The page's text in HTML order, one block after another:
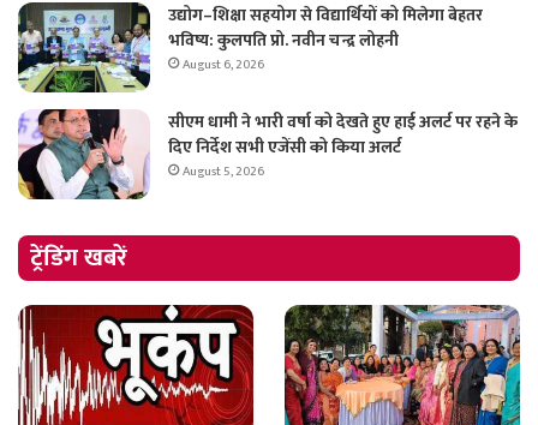
उद्योग–शिक्षा सहयोग से विद्यार्थियों को मिलेगा बेहतर
भविष्य: कुलपति प्रो. नवीन चन्द्र लोहनी
August 6, 2026
सीएम धामी ने भारी वर्षा को देखते हुए हाई अलर्ट पर रहने के
दिए निर्देश सभी एजेंसी को किया अलर्ट
August 5, 2026
ट्रेंडिंग खबरें